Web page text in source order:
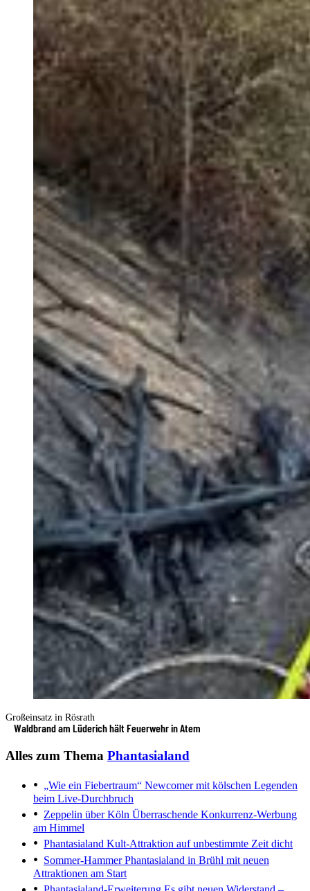
Großeinsatz in Rösrath
Waldbrand am Lüderich hält Feuerwehr in Atem
Alles zum Thema Phantasialand
„Wie ein Fiebertraum“ Newcomer mit kölschen Legenden
beim Live-Durchbruch
Zeppelin über Köln Überraschende Konkurrenz-Werbung
am Himmel
Phantasialand Kult-Attraktion auf unbestimmte Zeit dicht
Sommer-HammerPhantasialand in Brühl mit neuen
Attraktionen am Start